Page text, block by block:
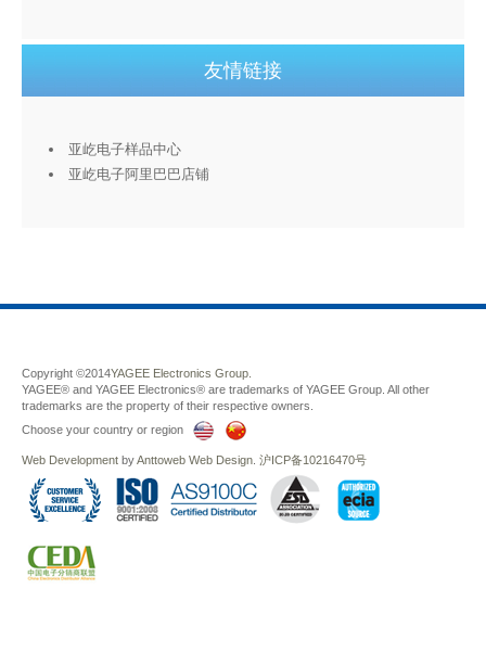
友情链接
亚屹电子样品中心
亚屹电子阿里巴巴店铺
Copyright ©2014YAGEE Electronics Group.
YAGEE® and YAGEE Electronics® are trademarks of YAGEE Group. All other
trademarks are the property of their respective owners.
Choose your country or region
Web Development byAnttoweb Web Design 沪ICP备10216470号